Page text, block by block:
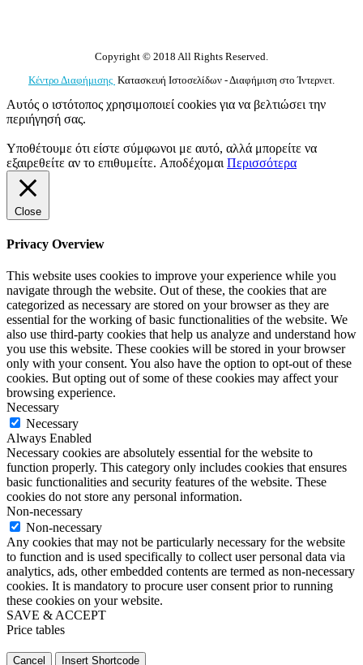
Copyright © 2018 All Rights Reserved.
Κέντρο Διαφήμισης Κατασκευή Ιστοσελίδων - Διαφήμιση στο Ίντερνετ.
Αυτός ο ιστότοπος χρησιμοποιεί cookies για να βελτιώσει την
περιήγησή σας.
Υποθέτουμε ότι είστε σύμφωνοι με αυτό, αλλά μπορείτε να
εξαιρεθείτε αν το επιθυμείτε. Αποδέχομαι Περισσότερα
Close
Privacy Overview
This website uses cookies to improve your experience while you
navigate through the website. Out of these, the cookies that are
categorized as necessary are stored on your browser as they are
essential for the working of basic functionalities of the website. We
also use third-party cookies that help us analyze and understand how
you use this website. These cookies will be stored in your browser
only with your consent. You also have the option to opt-out of these
cookies. But opting out of some of these cookies may affect your
browsing experience.
Necessary
Necessary
Always Enabled
Necessary cookies are absolutely essential for the website to
function properly. This category only includes cookies that ensures
basic functionalities and security features of the website. These
cookies do not store any personal information.
Non-necessary
Non-necessary
Any cookies that may not be particularly necessary for the website
to function and is used specifically to collect user personal data via
analytics, ads, other embedded contents are termed as non-necessary
cookies. It is mandatory to procure user consent prior to running
these cookies on your website.
SAVE & ACCEPT
Price tables
Cancel Insert Shortcode